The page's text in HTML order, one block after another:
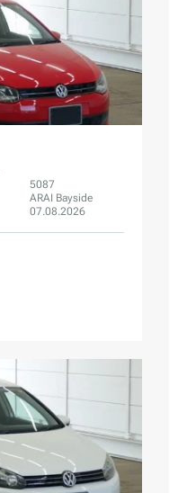
5087
ARAI Bayside
07.08.2026